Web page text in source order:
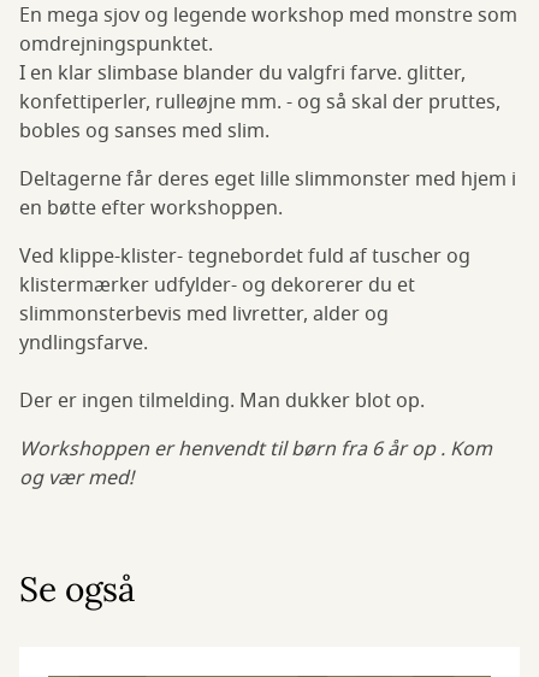
En mega sjov og legende workshop med monstre som
omdrejningspunktet.
I en klar slimbase blander du valgfri farve. glitter,
konfettiperler, rulleøjne mm. - og så skal der pruttes,
bobles og sanses med slim.
Deltagerne får deres eget lille slimmonster med hjem i
en bøtte efter workshoppen.
Ved klippe-klister- tegnebordet fuld af tuscher og
klistermærker udfylder- og dekorerer du et
slimmonsterbevis med livretter, alder og
yndlingsfarve.
Der er ingen tilmelding. Man dukker blot op.
Workshoppen er henvendt til børn fra 6 år op . Kom
og vær med!
Se også